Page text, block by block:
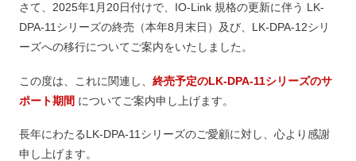
さて、2025年1月20日付けで、IO-Link 規格の更新に伴う LK-
DPA-11シリーズの終売（本年8月末日）及び、LK-DPA-12シリ
ーズへの移行についてご案内をいたしました。
この度は、これに関連し、 終売予定のLK-DPA-11シリーズのサ
ポート期間 についてご案内申し上げます。
長年にわたるLK-DPA-11シリーズのご愛顧に対し、心より感謝
申し上げます。